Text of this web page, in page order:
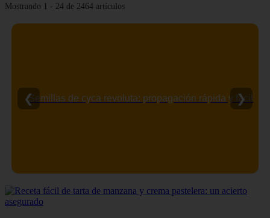
Mostrando 1 - 24 de 2464 artículos
Semillas de cyca revoluta: propagación rápida y fácil
❮ ❯